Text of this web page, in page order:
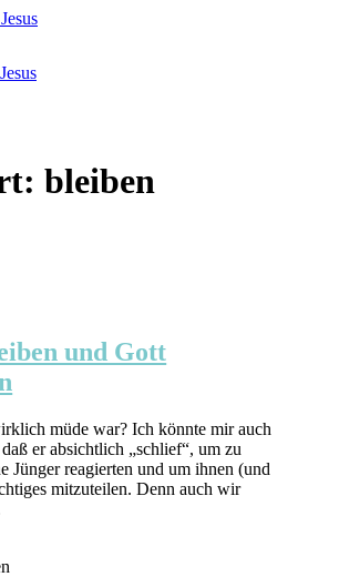
bleiben
und Gott
müde war? Ich könnte mir auch
er absichtlich „schlief“, um zu
Jünger reagierten und um ihnen (und
mitzuteilen. Denn auch wir